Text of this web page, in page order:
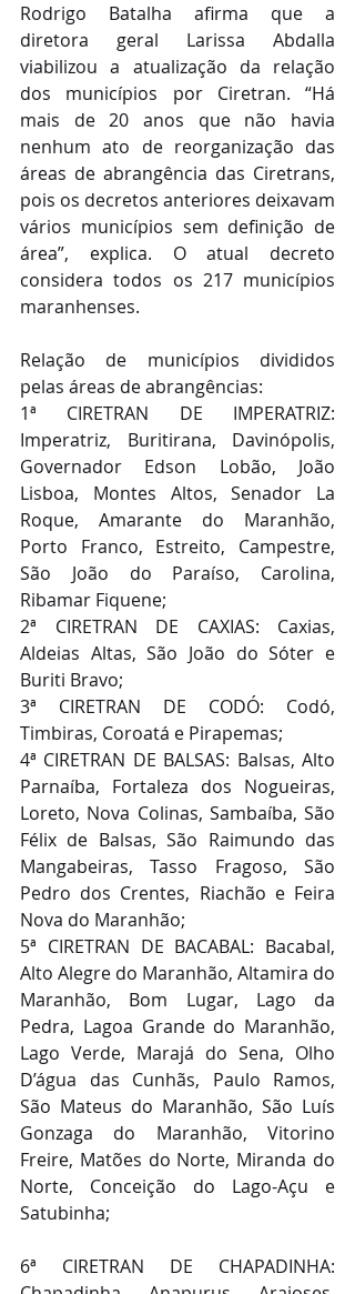
Rodrigo Batalha afirma que a
diretora geral Larissa Abdalla
viabilizou a atualização da relação
dos municípios por Ciretran. “Há
mais de 20 anos que não havia
nenhum ato de reorganização das
áreas de abrangência das Ciretrans,
pois os decretos anteriores deixavam
vários municípios sem definição de
área”, explica. O atual decreto
considera todos os 217 municípios
maranhenses.
Relação de municípios divididos
pelas áreas de abrangências:
1ª CIRETRAN DE IMPERATRIZ:
Imperatriz, Buritirana, Davinópolis,
Governador Edson Lobão, João
Lisboa, Montes Altos, Senador La
Roque, Amarante do Maranhão,
Porto Franco, Estreito, Campestre,
São João do Paraíso, Carolina,
Ribamar Fiquene;
2ª CIRETRAN DE CAXIAS: Caxias,
Aldeias Altas, São João do Sóter e
Buriti Bravo;
3ª CIRETRAN DE CODÓ: Codó,
Timbiras, Coroatá e Pirapemas;
4ª CIRETRAN DE BALSAS: Balsas, Alto
Parnaíba, Fortaleza dos Nogueiras,
Loreto, Nova Colinas, Sambaíba, São
Félix de Balsas, São Raimundo das
Mangabeiras, Tasso Fragoso, São
Pedro dos Crentes, Riachão e Feira
Nova do Maranhão;
5ª CIRETRAN DE BACABAL: Bacabal,
Alto Alegre do Maranhão, Altamira do
Maranhão, Bom Lugar, Lago da
Pedra, Lagoa Grande do Maranhão,
Lago Verde, Marajá do Sena, Olho
D’água das Cunhãs, Paulo Ramos,
São Mateus do Maranhão, São Luís
Gonzaga do Maranhão, Vitorino
Freire, Matões do Norte, Miranda do
Norte, Conceição do Lago-Açu e
Satubinha;
6ª CIRETRAN DE CHAPADINHA: